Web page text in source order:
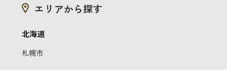
エリアから探す
北海道
札幌市